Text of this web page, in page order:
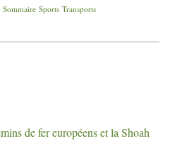
Sommaire Sports Transports
de fer européens et la Shoah